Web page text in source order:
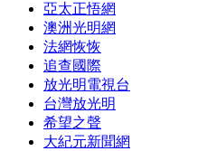
亞太正悟網
澳洲光明網
法網恢恢
追查國際
放光明電視台
台灣放光明
希望之聲
大紀元新聞網